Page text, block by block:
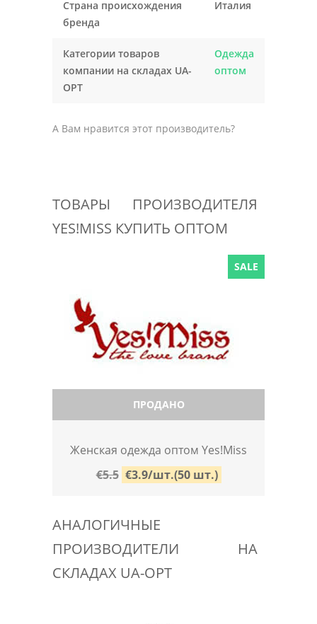
Страна происхождения
бренда
Италия
Категории товаров
компании на складах UA-
OPT
Одежда
оптом
А Вам нравится этот производитель?
ТОВАРЫ ПРОИЗВОДИТЕЛЯ
YES!MISS КУПИТЬ ОПТОМ
SALE
ПРОДАНО
Женская одежда оптом Yes!Miss
€5.5 €3.9/шт.(50 шт.)
АНАЛОГИЧНЫЕ
ПРОИЗВОДИТЕЛИ НА
СКЛАДАХ UA-OPT